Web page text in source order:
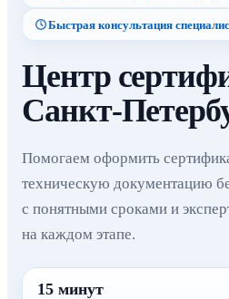
Быстрая консультация
Центр
Санкт-
Помогаем оформить
техническую документацию
с понятными сроками и
на каждом этапе.
15 минут